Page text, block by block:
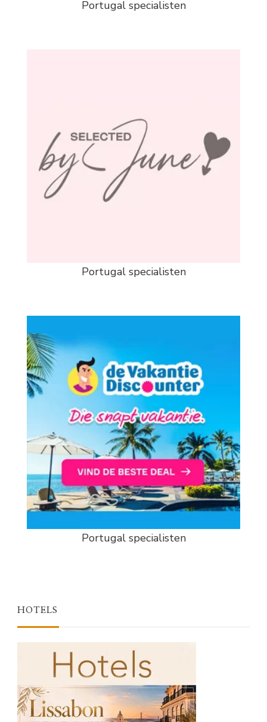
Portugal specialisten
Portugal specialisten
Portugal specialisten
HOTELS